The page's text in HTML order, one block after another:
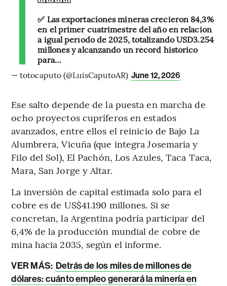
✅ Las exportaciones mineras crecieron 84,3%
en el primer cuatrimestre del año en relación
a igual período de 2025, totalizando USD3.254
millones y alcanzando un récord histórico
para…
— totocaputo (@LuisCaputoAR) June 12, 2026
Ese salto depende de la puesta en marcha de
ocho proyectos cupríferos en estados
avanzados, entre ellos el reinicio de Bajo La
Alumbrera, Vicuña (que integra Josemaría y
Filo del Sol), El Pachón, Los Azules, Taca Taca,
Mara, San Jorge y Altar.
La inversión de capital estimada solo para el
cobre es de US$41.190 millones. Si se
concretan, la Argentina podría participar del
6,4% de la producción mundial de cobre de
mina hacia 2035, según el informe.
VER MÁS: Detrás de los miles de millones de
dólares: cuánto empleo generará la minería en